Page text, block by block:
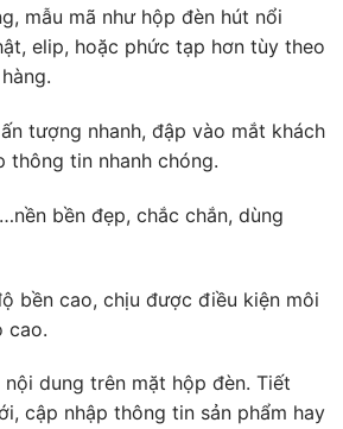
mẫu mã như hộp đèn hút nổi
elip, hoặc phức tạp hơn tùy theo
tượng nhanh, đập vào mắt khách
thông tin nhanh chóng.
bền đẹp, chắc chắn, dùng
bền cao, chịu được điều kiện môi
cao.
dung trên mặt hộp đèn. Tiết
cập nhập thông tin sản phẩm hay